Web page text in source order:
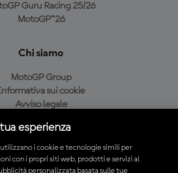
Guru Racing 25/26
MotoGP™26
Chi siamo
MotoGP Group
sui cookie
Avviso legale
Condizioni di acquisto
esperienza
i cookie e tecnologie simili per
con i propri siti web, prodotti e servizi al
personalizzata basata sulle tue